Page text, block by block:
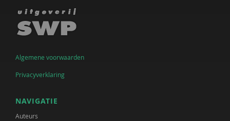
Algemene voorwaarden
Privacyverklaring
NAVIGATIE
Auteurs